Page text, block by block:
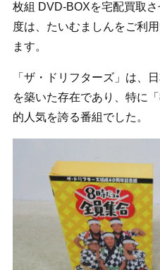
枚組 DVD-BOXを宅配買取
度は、たいむましんをご利
ます。
「ザ・ドリフターズ」は、
を築いた存在であり、特に
的人気を誇る番組でした。